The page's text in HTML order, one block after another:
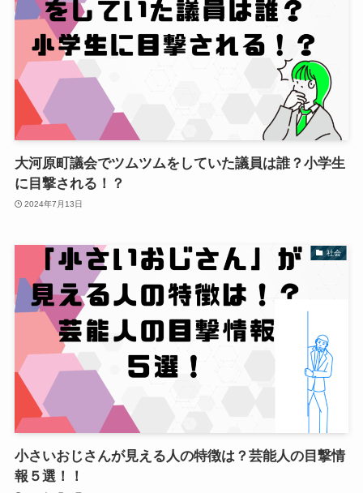
大河原町議会でツムツムをしていた議員は誰？小学生
に目撃される！？
2024年7月13日
社会
小さいおじさんが見える人の特徴は？芸能人の目撃情
報５選！！